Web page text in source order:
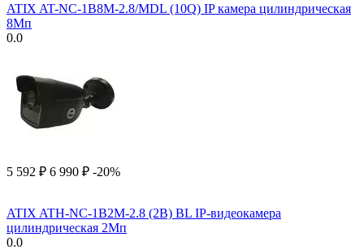
ATIX AT-NC-1B8M-2.8/MDL (10Q) IP камера цилиндрическая
8Мп
0.0
5 592 ₽ 6 990 ₽ -20%
ATIX ATH-NC-1B2M-2.8 (2B) BL IP-видеокамера
цилиндрическая 2Мп
0.0